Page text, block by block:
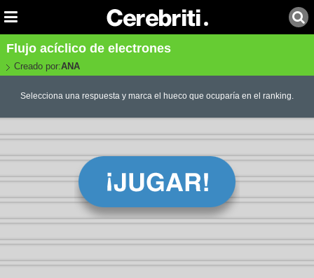
Flujo acíclico de electrones
Creado por:ANA
Selecciona una respuesta y marca el hueco que ocuparía en el ranking.